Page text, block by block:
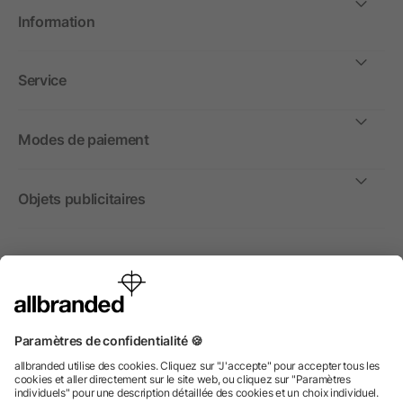
Information
Service
Modes de paiement
Objets publicitaires
International